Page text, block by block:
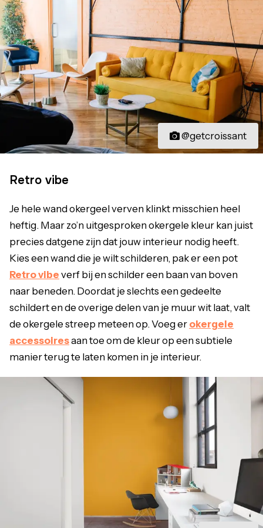
@getcroissant
Retro vibe
Je hele wand okergeel verven klinkt misschien heel
heftig. Maar zo’n uitgesproken okergele kleur kan juist
precies datgene zijn dat jouw interieur nodig heeft.
Kies een wand die je wilt schilderen, pak er een pot
Retro vibe verf bij en schilder een baan van boven
naar beneden. Doordat je slechts een gedeelte
schildert en de overige delen van je muur wit laat, valt
de okergele streep meteen op. Voeg er okergele
accessoiresaan toe om de kleur op een subtiele
manier terug te laten komen in je interieur.